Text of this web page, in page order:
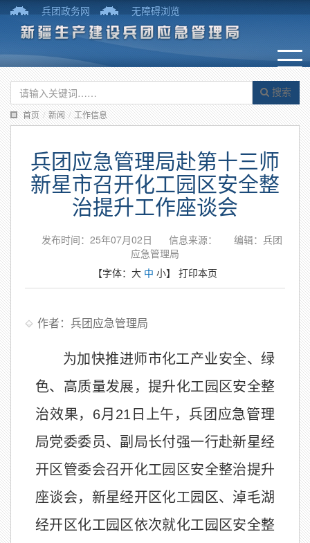
兵团政务网 无障碍浏览
搜索
首页 / 新闻 / 工作信息
兵团应急管理局赴第十三师
新星市召开化工园区安全整
治提升工作座谈会
发布时间：25年07月02日 信息来源：
编辑：兵团
应急管理局
【字体： 大 中 小】 打印本页
作者：兵团应急管理局
为加快推进师市化工产业安全、绿
色、高质量发展，提升化工园区安全整
治效果，6月21日上午，兵团应急管理
局党委委员、副局长付强一行赴新星经
开区管委会召开化工园区安全整治提升
座谈会，新星经开区化工园区、淖毛湖
经开区化工园区依次就化工园区安全整